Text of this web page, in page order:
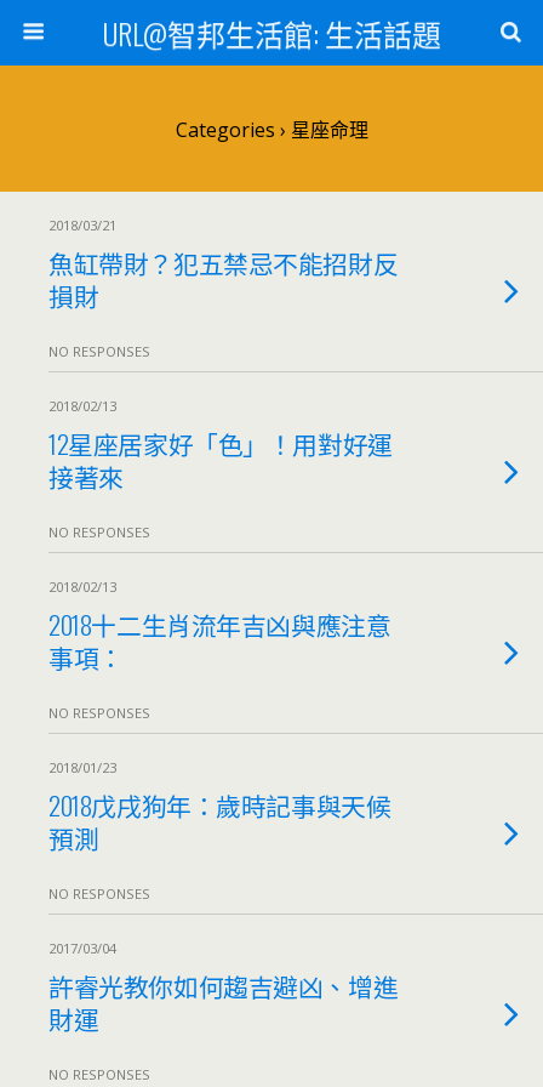
URL@智邦生活館: 生活話題
Categories › 星座命理
2018/03/21
魚缸帶財？犯五禁忌不能招財反
損財
NO RESPONSES
2018/02/13
12星座居家好「色」！用對好運
接著來
NO RESPONSES
2018/02/13
2018十二生肖流年吉凶與應注意
事項：
NO RESPONSES
2018/01/23
2018戊戌狗年：歲時記事與天候
預測
NO RESPONSES
2017/03/04
許睿光教你如何趨吉避凶、增進
財運
NO RESPONSES